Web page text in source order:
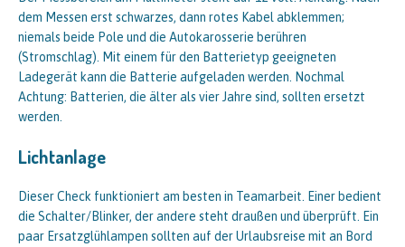
dem Messen erst schwarzes, dann rotes Kabel abklemmen;
niemals beide Pole und die Autokarosserie berühren
(Stromschlag). Mit einem für den Batterietyp geeigneten
Ladegerät kann die Batterie aufgeladen werden. Nochmal
Achtung: Batterien, die älter als vier Jahre sind, sollten ersetzt
werden.
Lichtanlage
Dieser Check funktioniert am besten in Teamarbeit. Einer bedient
die Schalter/Blinker, der andere steht draußen und überprüft. Ein
paar Ersatzglühlampen sollten auf der Urlaubsreise mit an Bord